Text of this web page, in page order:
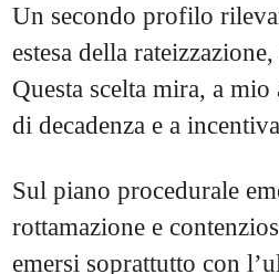
Un secondo profilo
estesa della
Questa scelta mira, a
di decadenza e a
Sul piano procedurale
rottamazione e
emersi soprattutto con